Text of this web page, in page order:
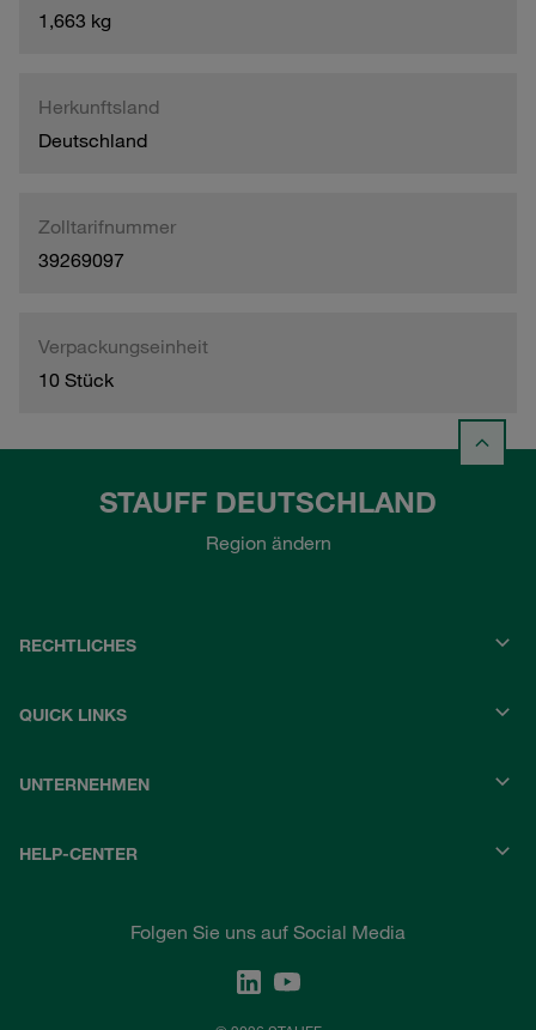
1,663 kg
Herkunftsland
Deutschland
Zolltarifnummer
39269097
Verpackungseinheit
10 Stück
STAUFF DEUTSCHLAND
Region ändern
RECHTLICHES
QUICK LINKS
UNTERNEHMEN
HELP-CENTER
Folgen Sie uns auf Social Media